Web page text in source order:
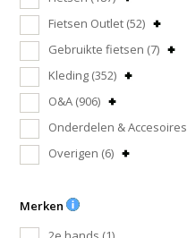
Fietsen Outlet (52)
Gebruikte fietsen (7)
Kleding (352)
O&A (906)
Onderdelen & Accesoires
Overigen (6)
Merken